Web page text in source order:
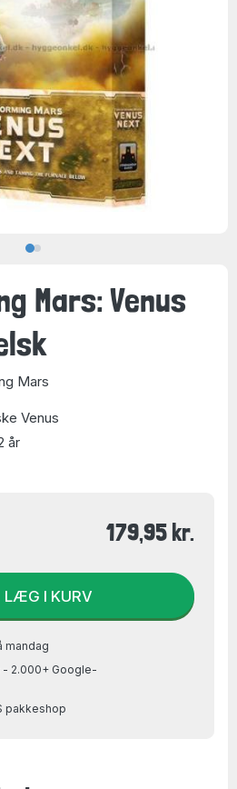
Mars: Venus
Mars
Venus
år
179,95 kr.
LÆG I KURV
mandag
- 2.000+ Google-
pakkeshop